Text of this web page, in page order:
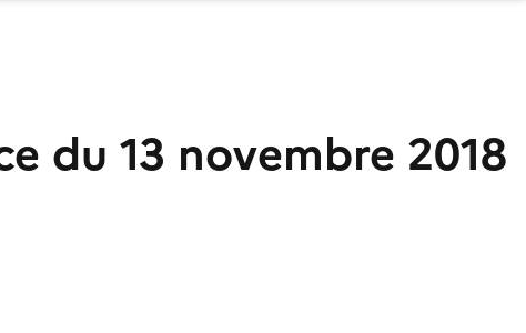
du 13 novembre 2018